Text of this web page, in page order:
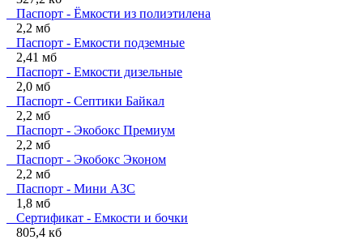
Паспорт - Ёмкости из полиэтилена
2,2 мб
Паспорт - Емкости подземные
2,41 мб
Паспорт - Емкости дизельные
2,0 мб
Паспорт - Септики Байкал
2,2 мб
Паспорт - Экобокс Премиум
2,2 мб
Паспорт - Экобокс Эконом
2,2 мб
Паспорт - Мини АЗС
1,8 мб
Сертификат - Емкости и бочки
805,4 кб